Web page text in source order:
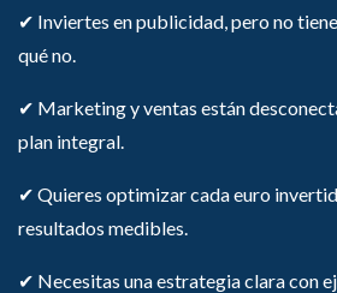
✔ Inviertes en publicidad, pero no
qué no.
✔ Marketing y ventas están
plan integral.
✔ Quieres optimizar cada euro
resultados medibles.
✔ Necesitas una estrategia clara con